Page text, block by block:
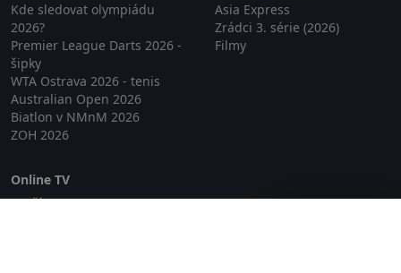
Kde sledovat olympiádu
2026?
Premier League Darts 2026 -
šipky
WTA Ostrava 2026 - tenis
Australian Open 2026
Biatlon v NMnM 2026
ZOH 2026
Asia Express
Zrádci 3. série (2026)
Filmy
Online TV
Lepší.TV